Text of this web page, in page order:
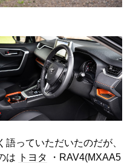
っていただいたのだが、
は
トヨタ
・RAV4(MXAA5